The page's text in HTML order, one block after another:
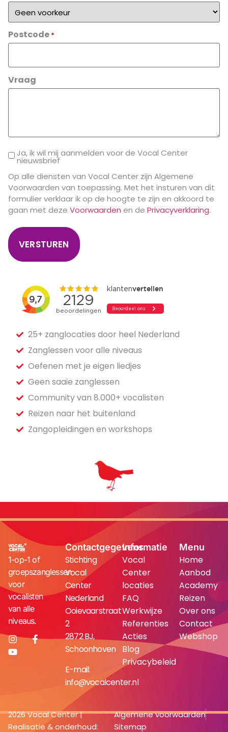
Postcode *
Vraag
Ja, ik wil mij aanmelden voor de Vocal Center
nieuwsbrief
Op alle diensten van Vocal Center zijn Algemene
Voorwaarden van toepassing. Met het insturen van dit
formulier verklaar ik op de hoogte te zijn en akkoord te
gaan met deze Voorwaarden en de Privacyverklaring.
25+ zanglocaties door heel Nederland
Zanglessen voor alle niveaus
Oefenen met je eigen liedjes
Geen saaie zanglessen
Community van 8.000+ vocalisten
Reizen naar het buitenland
Zangopleidingen en workshops
1-op-1 of
groepszanglessen
voor
vocalisten
van alle
niveaus.
Contactgegevens
Stichting
Vocal
Center
Nederland
Ooievaarstraat
2
2872 BJ,
Schoonhoven
E-mail:
info@vocalcenter.nl
Informatie
Vocal
Center
locaties
FAQ
Werkwijze
Referenties
Acties
Blog
Privacybeleid
Menu
Home
Aanbod
Academy
Reizen
Over ons
Contact
Webshop
2026 Vocal Center |
Realisatie & onderhoud:
Algemene voorwaarden
Sitemap